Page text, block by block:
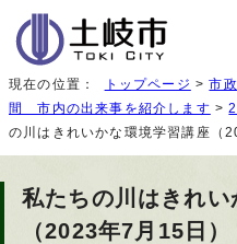
現在の位置： トップページ >市
間 市内の出来事を紹介します >
の川はきれいかな環境学習講座（
私たちの川はきれ
（2023年7月15日）